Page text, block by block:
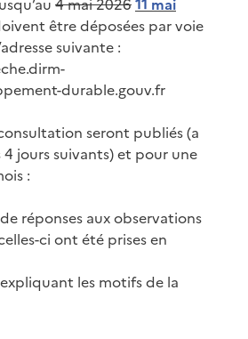
être déposées par voie
suivante :
durable.gouv.fr
seront publiés (a
4 jours suivants) et pour une
:
réponses aux observations
ci ont été prises en
les motifs de la